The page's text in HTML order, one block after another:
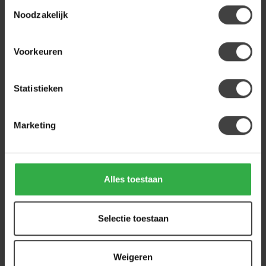
Noodzakelijk
Voorkeuren
Statistieken
Marketing
Alles toestaan
Selectie toestaan
Weigeren
Starfurn Eettafel Solana | 130
Op voorraad
Heb je een vraag over dit product?
gerust contact op met onze klantenservice
+31 224 850
Recent bekeken